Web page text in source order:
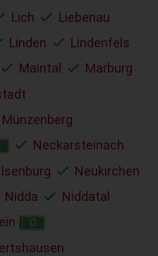
Lich
Liebenau
Linden
Lindenfels
Maintal
Marburg
Münzenberg
Neckarsteinach
Neukirchen
Nidda
Niddatal
O